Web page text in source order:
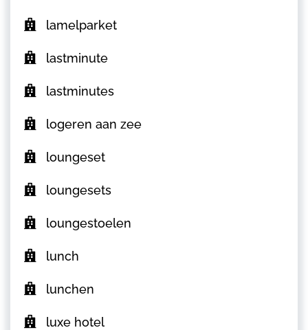
lamelparket
lastminute
lastminutes
logeren aan zee
loungeset
loungesets
loungestoelen
lunch
lunchen
luxe hotel